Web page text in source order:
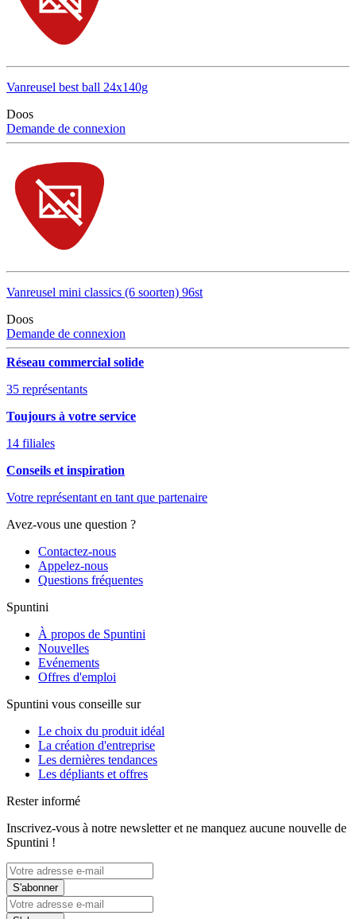
Vanreusel best ball 24x140g
Doos
Demande de connexion
Vanreusel mini classics (6 soorten) 96st
Doos
Demande de connexion
Réseau commercial solide
35 représentants
Toujours à votre service
14 filiales
Conseils et inspiration
Votre représentant en tant que partenaire
Avez-vous une question ?
Contactez-nous
Appelez-nous
Questions fréquentes
Spuntini
À propos de Spuntini
Nouvelles
Evénements
Offres d'emploi
Spuntini vous conseille sur
Le choix du produit idéal
La création d'entreprise
Les dernières tendances
Les dépliants et offres
Rester informé
Inscrivez-vous à notre newsletter et ne manquez aucune nouvelle de
Spuntini !
S'abonner